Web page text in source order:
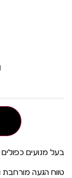
בעל מנועים כפולים
טווח הגעה